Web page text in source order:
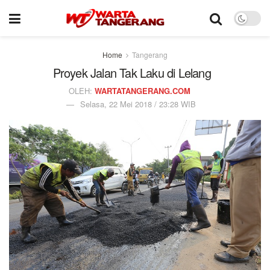
Home Tangerang
Proyek Jalan Tak Laku di Lelang
OLEH: WARTATANGERANG.COM
Selasa, 22 Mei 2018 / 23:28 WIB